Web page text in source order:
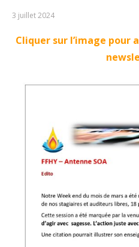
3 juillet 2024
Cliquer sur l’image pour